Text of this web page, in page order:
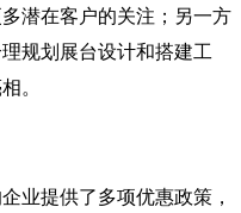
潜在客户的关注；另一方
规划展台设计和搭建工
。
业提供了多项优惠政策，